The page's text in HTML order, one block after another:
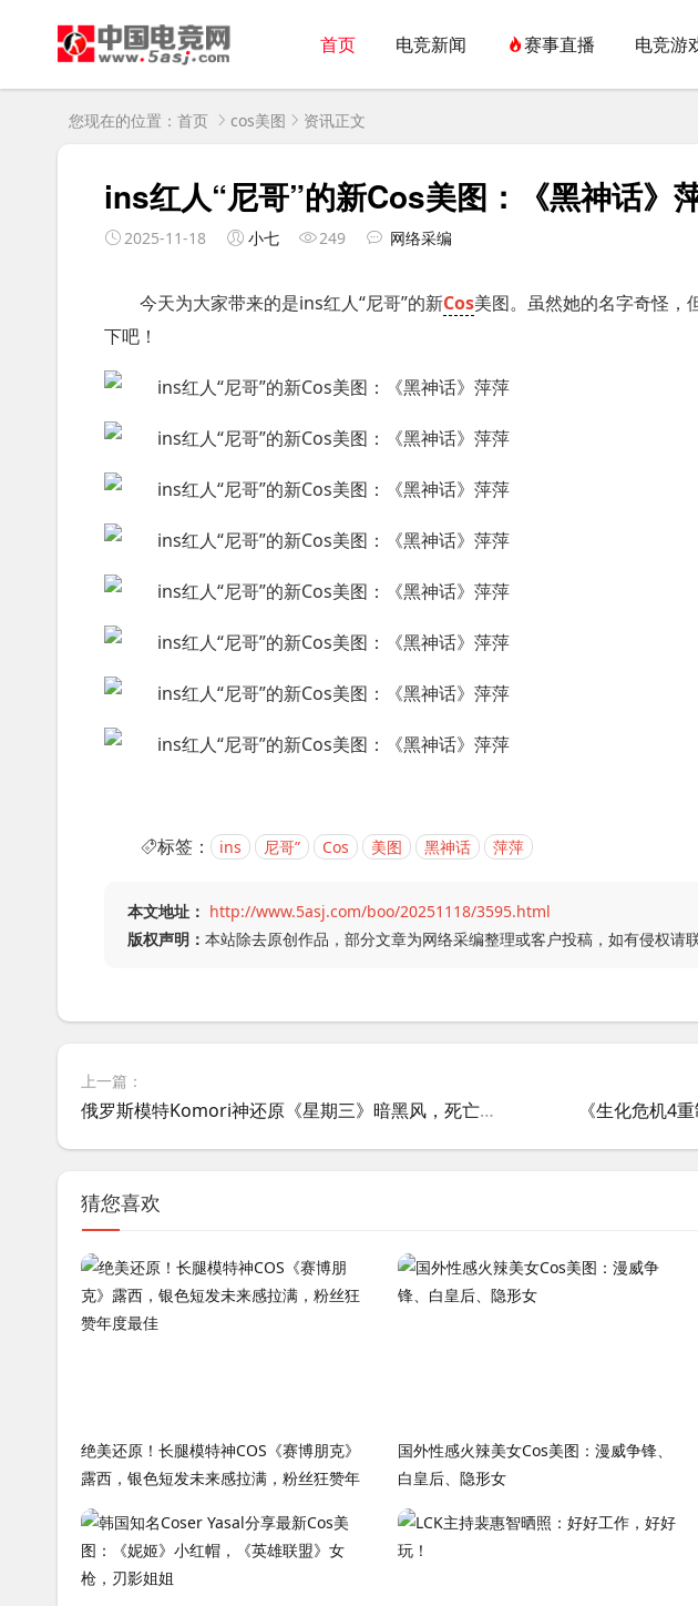
首页 电竞新闻 赛事直播 电竞游
您现在的位置： 首页 cos美图 资讯正文
ins红人“尼哥”的新Cos美图：《黑神话》
2025-11-18 小七 249 网络采编
今天为大家带来的是ins红人“尼哥”的新Cos美图。虽然她的名字奇怪，
下吧！
标签： ins 尼哥” Cos 美图 黑神话 萍萍
本文地址： http://www.5asj.com/boo/20251118/3595.html
版权声明： 本站除去原创作品，部分文章为网络采编整理或客户投稿，如有侵权请
上一篇：
俄罗斯模特Komori神还原《星期三》暗黑风，死亡凝视复刻爆红网络
猜您喜欢
绝美还原！长腿模特神COS《赛博朋克》
露西，银色短发未来感拉满，粉丝狂赞年
度最佳
国外性感火辣美女Cos美图：漫威争锋、
白皇后、隐形女